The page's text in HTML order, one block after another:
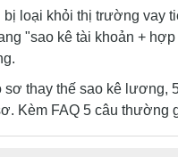
bị loại khỏi thị trường vay
"sao kê tài khoản +
sơ thay thế sao kê lương,
Kèm FAQ 5 câu thường